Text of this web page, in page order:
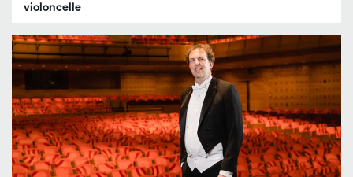
violoncelle